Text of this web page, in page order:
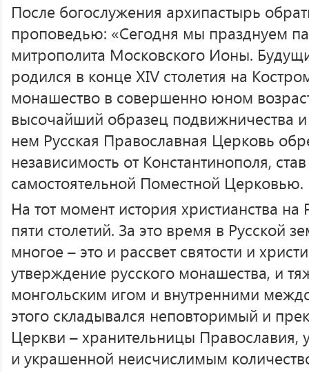
После богослужения архипастырь
проповедью: «Сегодня мы празднуем
митрополита Московского Ионы.
родился в конце XIV столетия на
монашество в совершенно юном
высочайший образец подвижничества
нем Русская Православная Церковь
независимость от Константинополя,
самостоятельной Поместной Церковью.
На тот момент история христианства
пяти столетий. За это время в Русской
многое – это и рассвет святости и
утверждение русского монашества, и
монгольским игом и внутренними
этого складывался неповторимый и
Церкви – хранительницы Православия,
и украшенной неисчислимым